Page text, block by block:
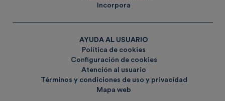
Incorpora
AYUDA AL USUARIO
Política de cookies
Configuración de cookies
Atención al usuario
Términos y condiciones de uso y privacidad
Mapa web